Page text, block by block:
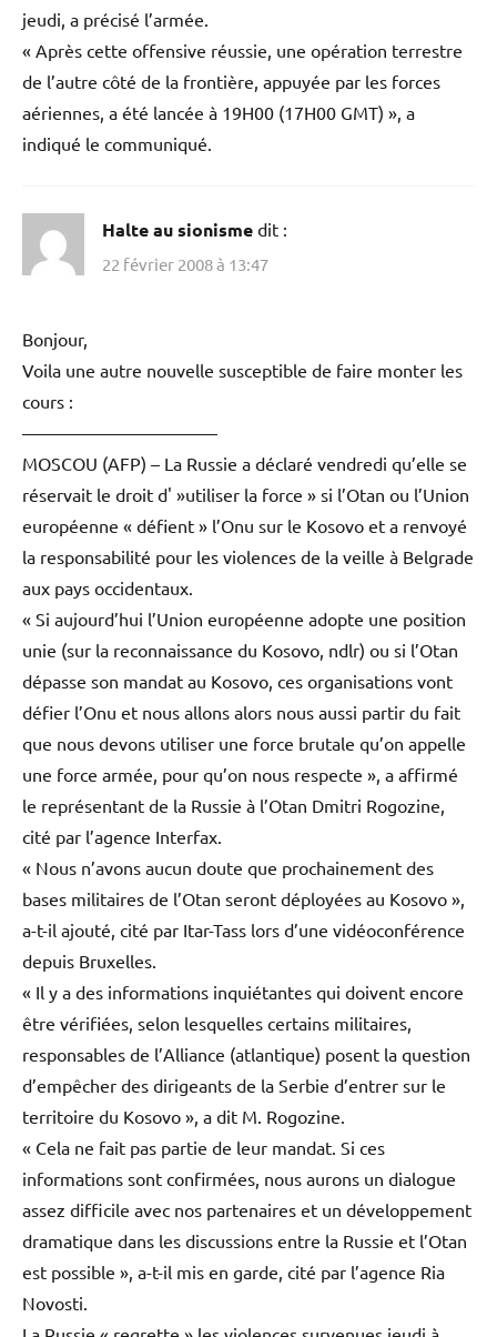
jeudi, a précisé l’armée.
« Après cette offensive réussie, une opération terrestre
de l’autre côté de la frontière, appuyée par les forces
aériennes, a été lancée à 19H00 (17H00 GMT) », a
indiqué le communiqué.
Halte au sionisme dit :
22 février 2008 à 13:47
Bonjour,
Voila une autre nouvelle susceptible de faire monter les
cours :
———————————
MOSCOU (AFP) – La Russie a déclaré vendredi qu’elle se
réservait le droit d' »utiliser la force » si l’Otan ou l’Union
européenne « défient » l’Onu sur le Kosovo et a renvoyé
la responsabilité pour les violences de la veille à Belgrade
aux pays occidentaux.
« Si aujourd’hui l’Union européenne adopte une position
unie (sur la reconnaissance du Kosovo, ndlr) ou si l’Otan
dépasse son mandat au Kosovo, ces organisations vont
défier l’Onu et nous allons alors nous aussi partir du fait
que nous devons utiliser une force brutale qu’on appelle
une force armée, pour qu’on nous respecte », a affirmé
le représentant de la Russie à l’Otan Dmitri Rogozine,
cité par l’agence Interfax.
« Nous n’avons aucun doute que prochainement des
bases militaires de l’Otan seront déployées au Kosovo »,
a-t-il ajouté, cité par Itar-Tass lors d’une vidéoconférence
depuis Bruxelles.
« Il y a des informations inquiétantes qui doivent encore
être vérifiées, selon lesquelles certains militaires,
responsables de l’Alliance (atlantique) posent la question
d’empêcher des dirigeants de la Serbie d’entrer sur le
territoire du Kosovo », a dit M. Rogozine.
« Cela ne fait pas partie de leur mandat. Si ces
informations sont confirmées, nous aurons un dialogue
assez difficile avec nos partenaires et un développement
dramatique dans les discussions entre la Russie et l’Otan
est possible », a-t-il mis en garde, cité par l’agence Ria
Novosti.